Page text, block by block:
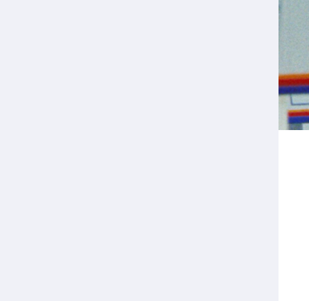
positionering van
Bekwaam sportkader
Vitale clubs en bestuurlijk